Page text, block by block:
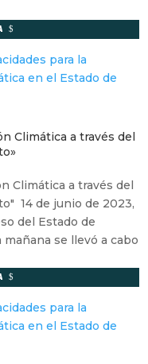
Climática a través del
Climática a través del
14 de junio de 2023,
del Estado de
se llevó a cabo